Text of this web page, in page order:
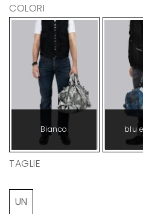
COLORI
Bianco blu
TAGLIE
UN